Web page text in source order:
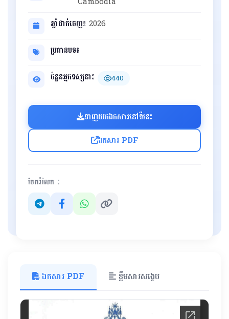
ឆ្នាំដាក់ចេញ៖ 2026
ប្រធានបទ៖
ចំនួនអ្នកទស្សនា៖
440
ទាញយកឯកសារនៅទីនេះ
ឯកសារ PDF
ចែករំលែក ៖
ឯកសារ PDF ខ្លឹមសារសង្ខេប